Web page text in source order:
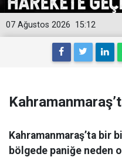
15:12
07 Ağustos 2026
Kahramanmaraş’ta bir
bölgede paniğe neden